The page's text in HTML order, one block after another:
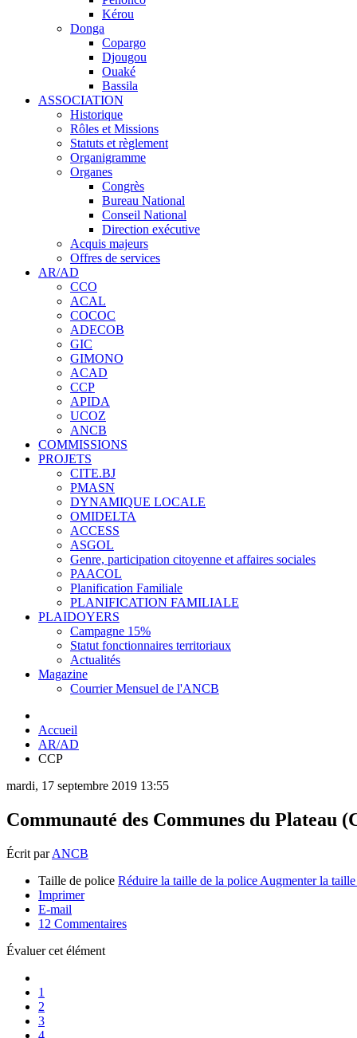
Kérou
Donga
Copargo
Djougou
Ouaké
Bassila
ASSOCIATION
Historique
Rôles et Missions
Statuts et règlement
Organigramme
Organes
Congrès
Bureau National
Conseil National
Direction exécutive
Acquis majeurs
Offres de services
AR/AD
CCO
ACAL
COCOC
ADECOB
GIC
GIMONO
ACAD
CCP
APIDA
UCOZ
ANCB
COMMISSIONS
PROJETS
CITE.BJ
PMASN
DYNAMIQUE LOCALE
OMIDELTA
ACCESS
ASGOL
Genre, participation citoyenne et affaires sociales
PAACOL
Planification Familiale
PLANIFICATION FAMILIALE
PLAIDOYERS
Campagne 15%
Statut fonctionnaires territoriaux
Actualités
Magazine
Courrier Mensuel de l'ANCB
Accueil
AR/AD
CCP
mardi, 17 septembre 2019 13:55
Communauté des Communes du Plateau
Écrit parANCB
Taille de police Réduire la taille de la police Augmenter la
Imprimer
E-mail
12 Commentaires
Évaluer cet élément
1
2
3
4